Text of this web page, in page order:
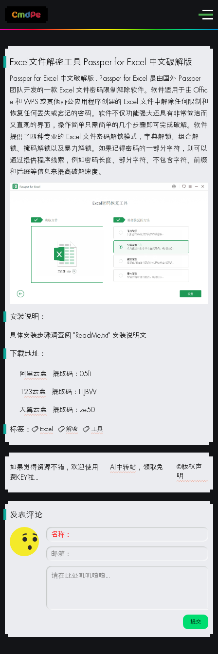
Excel文件解密工具 Passper for Excel 中文破解版
Passper for Excel 中文破解版 . Passper for Excel 是由国外 Passper
团队开发的一款 Excel 文件密码限制解除软件。软件适用于由 Offic
e 和 WPS 或其他办公应用程序创建的 Excel 文件中解除任何限制和
恢复任何丢失或忘记的密码。软件不仅功能强大还具有非常简洁而
又直观的界面，操作简单只需简单的几个步骤即可完成破解。软件
提供了四种专业的 Excel 文件密码解锁模式，字典解锁、组合解
锁、掩码解锁以及暴力解锁。如果记得密码的一部分字符，则可以
通过提供程序线索，例如密码长度、部分字符、不包含字符、前缀
和后缀等信息来提高破解速度。
安装说明：
具体安装步骤请查阅 "ReadMe.txt" 安装说明文
下载地址：
阿里云盘 提取码：05ft
123云盘 提取码：HJBW
天翼云盘 提取码：ze50
标签： Excel 解密 工具
如果觉得资源不错，欢迎使用 AI中转站 ，领取免
费KEY啦...
©版权声
明
发表评论